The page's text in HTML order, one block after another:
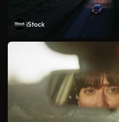
iStock